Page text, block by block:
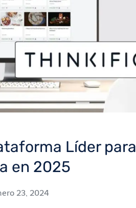
Líder para
en 2025
23, 2024